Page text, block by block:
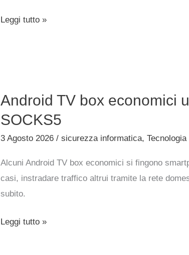
Mac:
Leggi tutto »
Android TV box economici
SOCKS5
3 Agosto 2026 / sicurezza informatica, Tecnologia
Alcuni Android TV box economici si fingono
casi, instradare traffico altrui tramite la rete
subito.
TV
box
per
frodi
pubblicitarie
proxy
Leggi tutto »